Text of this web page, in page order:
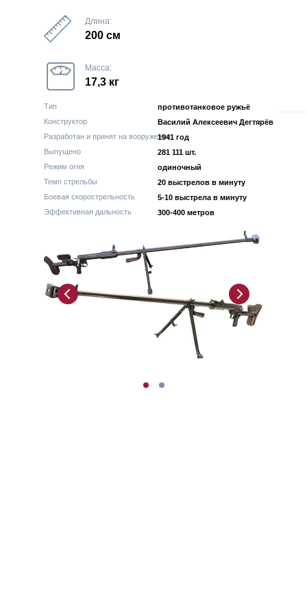
Длина:
Масса:
200 см
17,3 кг
Тип
Конструктор
Разработан и принят на вооружение
Выпущено
Режим огня
Темп стрельбы
Боевая скорострельность
Эффективная дальность
противотанковое ружьё
Василий Алексеевич Дегтярёв
1941 год
281 111 шт.
одиночный
20 выстрелов в минуту
5-10 выстрела в минуту
300-400 метров